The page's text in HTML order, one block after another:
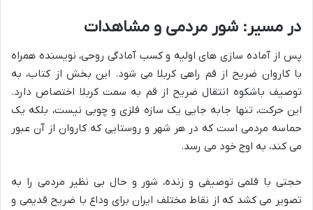
در مسیر: شور مردمی و مشاهدات
پس از آماده سازی های اولیه و کسب آمادگی روحی، نویسنده همراه
با کاروان ضریح از قم راهی کربلا می شود. این بخش از کتاب، به
توصیف باشکوه انتقال ضریح از قم به سمت کربلا اختصاص دارد.
این حرکت، تنها جابه جایی یک سازه فلزی و چوبی نیست، بلکه یک
حماسه مردمی است که در هر شهر و روستایی که کاروان از آن عبور
می کند، به اوج خود می رسد.
حجتی با قلمی توصیفی و زنده، شور و حال بی نظیر مردمی را به
تصویر می کشد که از نقاط مختلف ایران برای وداع با ضریح قدیمی و